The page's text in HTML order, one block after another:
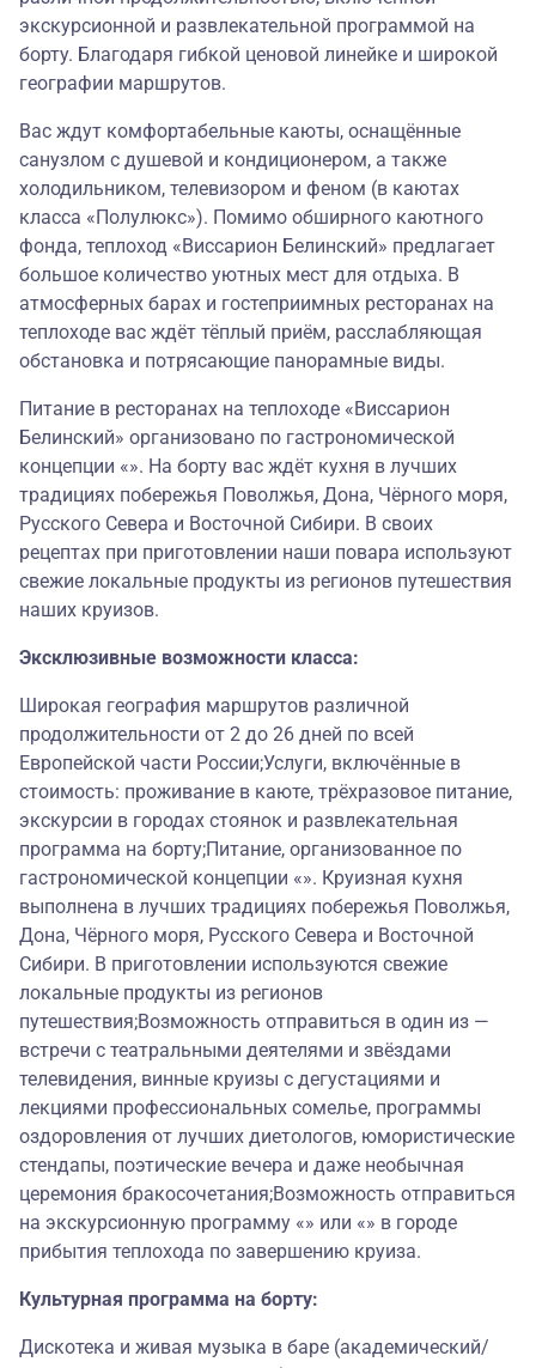
экскурсионной и развлекательной программой на
борту. Благодаря гибкой ценовой линейке и широкой
географии маршрутов.
Вас ждут комфортабельные каюты, оснащённые
санузлом с душевой и кондиционером, а также
холодильником, телевизором и феном (в каютах
класса «Полулюкс»). Помимо обширного каютного
фонда, теплоход «Виссарион Белинский» предлагает
большое количество уютных мест для отдыха. В
атмосферных барах и гостеприимных ресторанах на
теплоходе вас ждёт тёплый приём, расслабляющая
обстановка и потрясающие панорамные виды.
Питание в ресторанах на теплоходе «Виссарион
Белинский» организовано по гастрономической
концепции «». На борту вас ждёт кухня в лучших
традициях побережья Поволжья, Дона, Чёрного моря,
Русского Севера и Восточной Сибири. В своих
рецептах при приготовлении наши повара используют
свежие локальные продукты из регионов путешествия
наших круизов.
Эксклюзивные возможности класса:
Широкая география маршрутов различной
продолжительности от 2 до 26 дней по всей
Европейской части России;Услуги, включённые в
стоимость: проживание в каюте, трёхразовое питание,
экскурсии в городах стоянок и развлекательная
программа на борту;Питание, организованное по
гастрономической концепции «». Круизная кухня
выполнена в лучших традициях побережья Поволжья,
Дона, Чёрного моря, Русского Севера и Восточной
Сибири. В приготовлении используются свежие
локальные продукты из регионов
путешествия;Возможность отправиться в один из —
встречи с театральными деятелями и звёздами
телевидения, винные круизы с дегустациями и
лекциями профессиональных сомелье, программы
оздоровления от лучших диетологов, юмористические
стендапы, поэтические вечера и даже необычная
церемония бракосочетания;Возможность отправиться
на экскурсионную программу «» или «» в городе
прибытия теплохода по завершению круиза.
Культурная программа на борту:
Дискотека и живая музыка в баре (академический/